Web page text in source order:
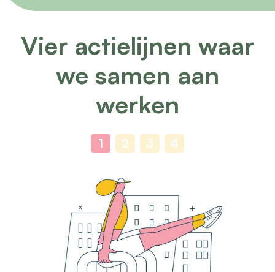
Vier actielijnen waar
we samen aan
werken